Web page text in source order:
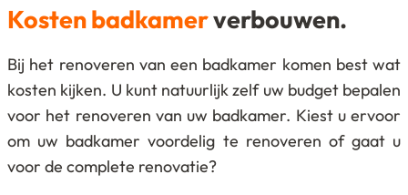
Kosten badkamerverbouwen.
Bij het renoveren van een badkamer komen best wat
kosten kijken. U kunt natuurlijk zelf uw budget bepalen
voor het renoveren van uw badkamer. Kiest u ervoor
om uw badkamer voordelig te renoveren of gaat u
voor de complete renovatie?